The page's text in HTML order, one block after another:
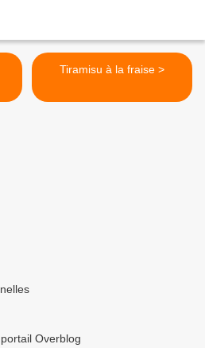
Tiramisu à la fraise >
Overblog